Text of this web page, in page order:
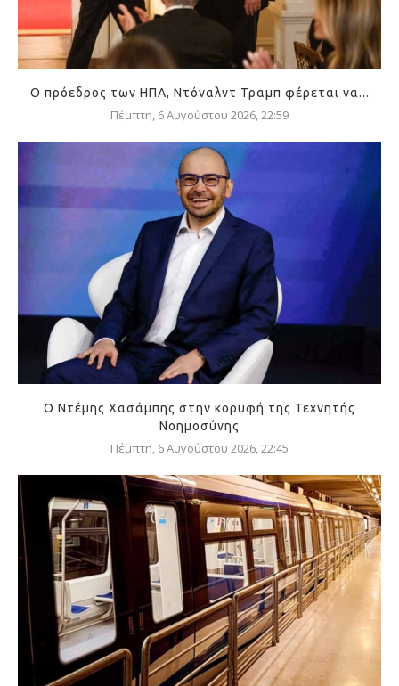
Ο πρόεδρος των ΗΠΑ, Ντόναλντ Τραμπ φέρεται να...
Πέμπτη, 6 Αυγούστου 2026, 22:59
Ο Ντέμης Χασάμπης στην κορυφή της Τεχνητής
Νοημοσύνης
Πέμπτη, 6 Αυγούστου 2026, 22:45